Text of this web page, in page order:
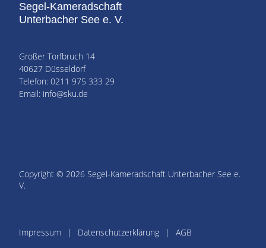
Segel-Kameradschaft
Unterbacher See e. V.
Großer Torfbruch 14
40627 Düsseldorf
Telefon: 0211 975 333 29
Email: info@sku.de
Copyright © 2026 Segel-Kameradschaft Unterbacher See e.
V.
Impressum Datenschutzerklärung AGB